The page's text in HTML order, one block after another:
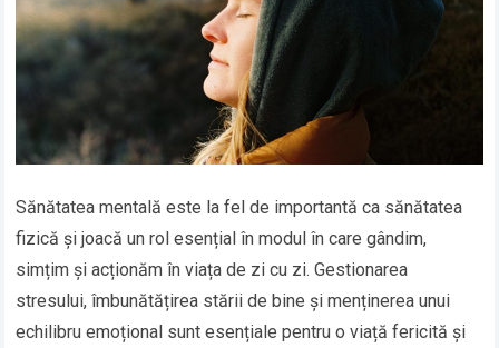
Sănătatea mentală este la fel de importantă ca sănătatea
fizică și joacă un rol esențial în modul în care gândim,
simțim și acționăm în viața de zi cu zi. Gestionarea
stresului, îmbunătățirea stării de bine și menținerea unui
echilibru emoțional sunt esențiale pentru o viață fericită și